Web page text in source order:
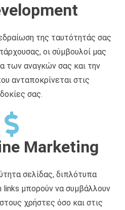
της ταυτότητάς σας
οι σύμβουλοί μας
των αναγκών σας και την
ανταποκρίνεται στις
σας.
Marketing
σελίδας, διπλότυπα
links μπορούν να συμβάλλουν
χρήστες όσο και στις